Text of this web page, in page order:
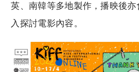
英、南韓等多地製作，播映後
入探討電影內容。